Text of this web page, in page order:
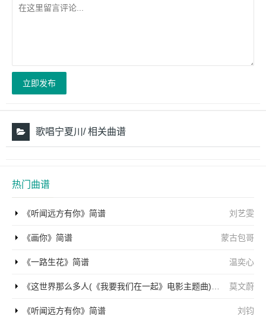
立即发布
歌唱宁夏川/ 相关曲谱
热门曲谱
刘艺雯
《听闻远方有你》简谱
蒙古包哥
《画你》简谱
温奕心
《一路生花》简谱
莫文蔚
《这世界那么多人(《我要我们在一起》电影主题曲)》简谱
刘钧
《听闻远方有你》简谱